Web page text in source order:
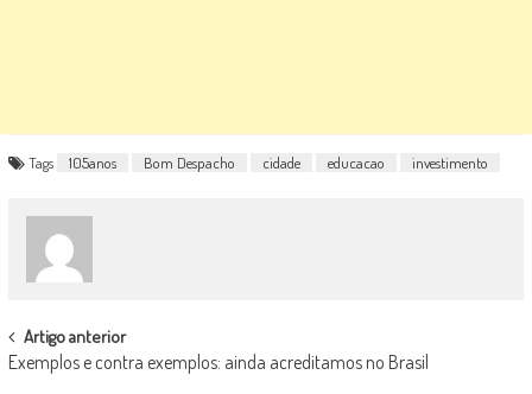
Tags 105anos Bom Despacho cidade educacao investimento
POST
NAVIGATION
Artigo anterior
Exemplos e contra exemplos: ainda acreditamos no Brasil